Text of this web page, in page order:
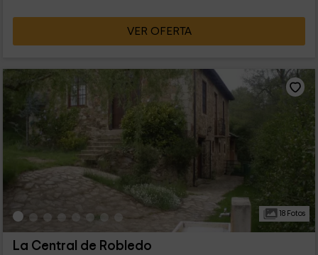
VER OFERTA
18 Fotos
La Central de Robledo